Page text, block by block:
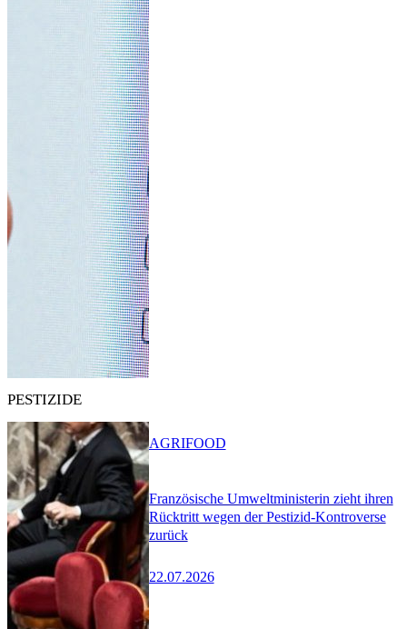
PESTIZIDE
Französische Umweltministerin zieht ihren
Rücktritt wegen der Pestizid-Kontroverse
zurück
22.07.2026
AGRIFOOD